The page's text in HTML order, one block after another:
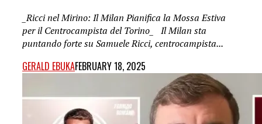
_Ricci nel Mirino: Il Milan Pianifica la Mossa Estiva
per il Centrocampista del Torino_ Il Milan sta
puntando forte su Samuele Ricci, centrocampista...
GERALD EBUKAFEBRUARY 18, 2025